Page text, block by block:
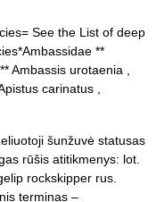
See the List of deep
**
Ambassis urotaenia ,
carinatus ,
šunžuvė statusas
rūšis atitikmenys: lot.
rockskipper rus.
terminas –